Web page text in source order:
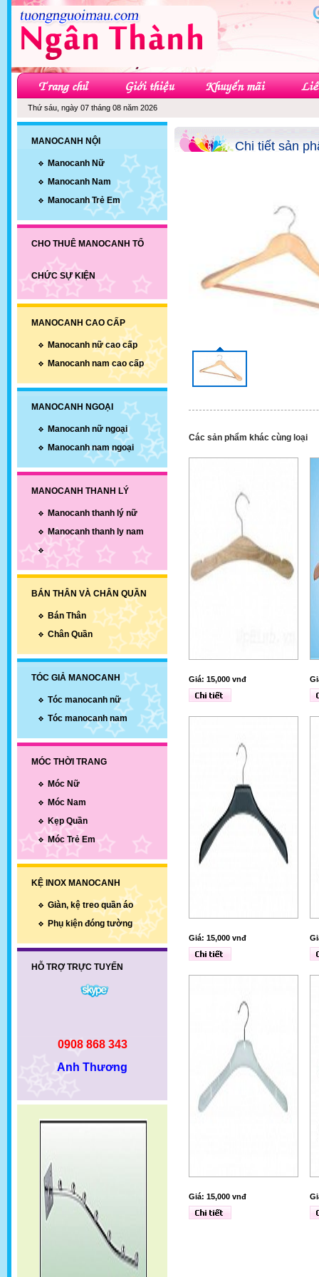
Thứ sáu, ngày 07 tháng 08 năm 2026
MANOCANH NỘI
Manocanh Nữ
Manocanh Nam
Manocanh Trẻ Em
CHO THUÊ MANOCANH TỔ
CHỨC SỰ KIỆN
MANOCANH CAO CẤP
Manocanh nữ cao cấp
Manocanh nam cao cấp
MANOCANH NGOẠI
Manocanh nữ ngoại
Manocanh nam ngoại
MANOCANH THANH LÝ
Manocanh thanh lý nữ
Manocanh thanh ly nam
BÁN THÂN VÀ CHÂN QUẦN
Bán Thân
Chân Quần
TÓC GIẢ MANOCANH
Tóc manocanh nữ
Tóc manocanh nam
MÓC THỜI TRANG
Móc Nữ
Móc Nam
Kẹp Quần
Móc Trẻ Em
KỆ INOX MANOCANH
Giàn, kệ treo quần áo
Phụ kiện đóng tường
HỖ TRỢ TRỰC TUYẾN
0908 868 343
Anh Thương
Chi tiết sản
Các sản phẩm khác cùng loại
Giá: 15,000 vnđ
Giá: 15,000 vnđ
Giá: 15,000 vnđ